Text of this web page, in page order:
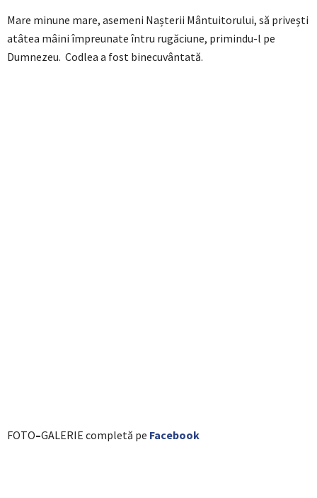
Mare minune mare, asemeni Nașterii Mântuitorului, să privești
atâtea mâini împreunate întru rugăciune, primindu-l pe
Dumnezeu. Codlea a fost binecuvântată.
FOTO–GALERIE completă pe Facebook